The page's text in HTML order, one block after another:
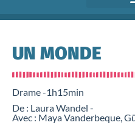
UN MONDE
Drame -1h15min
De : Laura Wandel -
Avec : Maya Vanderbeque,